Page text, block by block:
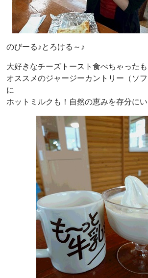
のびーる♪とろける～♪
大好きなチーズトースト食べちゃったも
オススメのジャージーカントリー（ソフ
に
ホットミルクも！自然の恵みを存分に